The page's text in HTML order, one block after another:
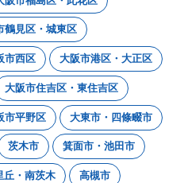
鶴見区・城東区
市西区 大阪市港区・大正区
大阪市住吉区・東住吉区
市平野区 大東市・四條畷市
茨木市 箕面市・池田市
丘・南茨木 高槻市